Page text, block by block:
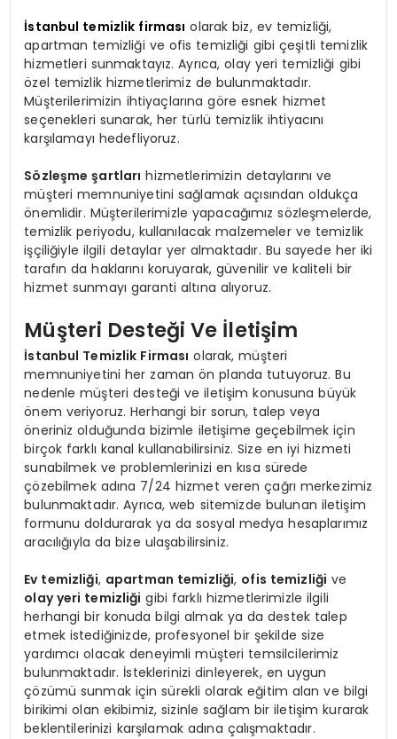
İstanbul temizlik firması olarak biz, ev temizliği,
apartman temizliği ve ofis temizliği gibi çeşitli temizlik
hizmetleri sunmaktayız. Ayrıca, olay yeri temizliği gibi
özel temizlik hizmetlerimiz de bulunmaktadır.
Müşterilerimizin ihtiyaçlarına göre esnek hizmet
seçenekleri sunarak, her türlü temizlik ihtiyacını
karşılamayı hedefliyoruz.
Sözleşme şartları hizmetlerimizin detaylarını ve
müşteri memnuniyetini sağlamak açısından oldukça
önemlidir. Müşterilerimizle yapacağımız sözleşmelerde,
temizlik periyodu, kullanılacak malzemeler ve temizlik
işçiliğiyle ilgili detaylar yer almaktadır. Bu sayede her iki
tarafın da haklarını koruyarak, güvenilir ve kaliteli bir
hizmet sunmayı garanti altına alıyoruz.
Müşteri Desteği Ve İletişim
İstanbul Temizlik Firması olarak, müşteri
memnuniyetini her zaman ön planda tutuyoruz. Bu
nedenle müşteri desteği ve iletişim konusuna büyük
önem veriyoruz. Herhangi bir sorun, talep veya
öneriniz olduğunda bizimle iletişime geçebilmek için
birçok farklı kanal kullanabilirsiniz. Size en iyi hizmeti
sunabilmek ve problemlerinizi en kısa sürede
çözebilmek adına 7/24 hizmet veren çağrı merkezimiz
bulunmaktadır. Ayrıca, web sitemizde bulunan iletişim
formunu doldurarak ya da sosyal medya hesaplarımız
aracılığıyla da bize ulaşabilirsiniz.
Ev temizliği, apartman temizliği, ofis temizliği ve
olay yeri temizliği gibi farklı hizmetlerimizle ilgili
herhangi bir konuda bilgi almak ya da destek talep
etmek istediğinizde, profesyonel bir şekilde size
yardımcı olacak deneyimli müşteri temsilcilerimiz
bulunmaktadır. İsteklerinizi dinleyerek, en uygun
çözümü sunmak için sürekli olarak eğitim alan ve bilgi
birikimi olan ekibimiz, sizinle sağlam bir iletişim kurarak
beklentilerinizi karşılamak adına çalışmaktadır.